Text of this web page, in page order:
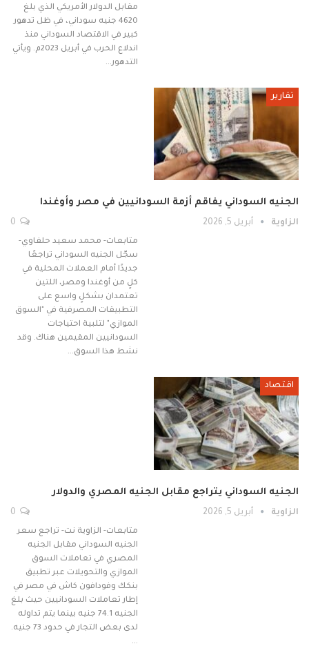
مقابل الدولار الأمريكي الذي بلغ
4620 جنيه سوداني، في ظل تدهور
كبير في الاقتصاد السوداني منذ
اندلاع الحرب في أبريل 2023م. ويأتي
التدهور…
تقارير
الجنيه السوداني يفاقم أزمة السودانيين في مصر وأوغندا
الزاوية أبريل 5, 2026
متابعات- محمد سعيد حلفاوي-
سجّل الجنيه السوداني تراجعًا
جديدًا أمام العملات المحلية في
كلٍ من أوغندا ومصر، اللتين
تعتمدان بشكلٍ واسع على
التطبيقات المصرفية في "السوق
الموازي" لتلبية احتياجات
السودانيين المقيمين هناك. وقد
نشط هذا السوق…
اقتصاد
الجنيه السوداني يتراجع مقابل الجنيه المصري والدولار
الزاوية أبريل 5, 2026
متابعات- الزاوية نت- تراجع سعر
الجنيه السوداني مقابل الجنيه
المصري في تعاملات السوق
الموازي والتحويلات عبر تطبيق
بنكك وفودافون كاش في مصر في
إطار تعاملات السودانيين حيث بلغ
الجنيه 74.1 جنيه بينما يتم تداوله
لدى بعض التجار في حدود 73 جنيه.
…